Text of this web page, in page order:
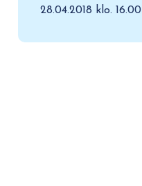
28.04.2018 klo. 16.00